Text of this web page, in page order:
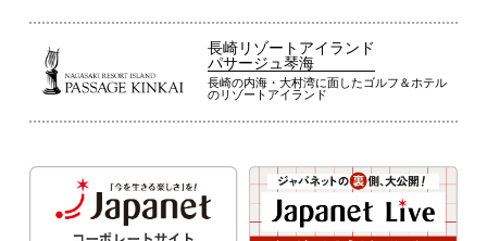
長崎リゾートアイランド
パサージュ琴海
長崎の内海・大村湾に面したゴルフ＆ホテル
のリゾートアイランド